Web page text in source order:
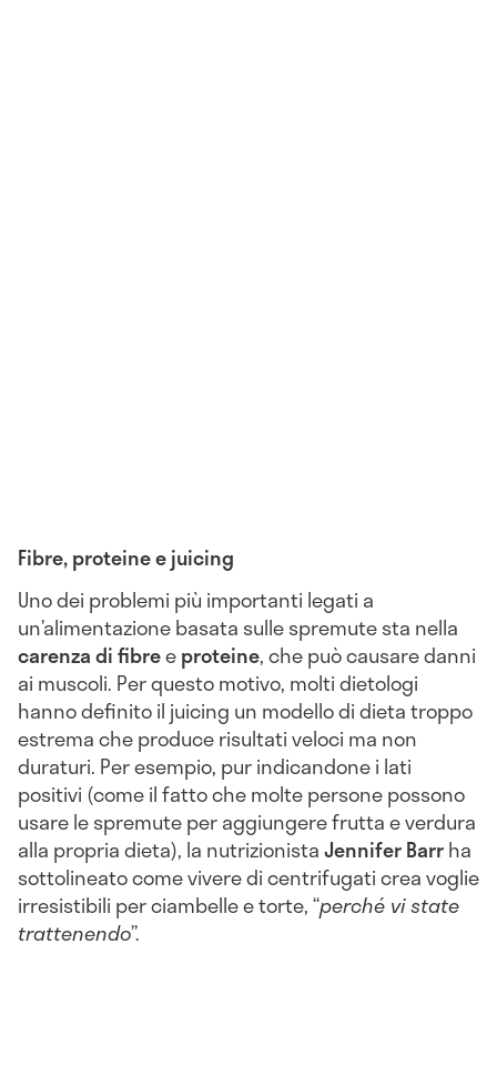
Fibre, proteine e juicing
Uno dei problemi più importanti legati a
un’alimentazione basata sulle spremute sta nella
carenza di fibreeproteine, che può causare danni
ai muscoli. Per questo motivo, molti dietologi
hanno definito il juicing un modello di dieta troppo
estrema che produce risultati veloci ma non
duraturi. Per esempio, pur indicandone i lati
positivi (come il fatto che molte persone possono
usare le spremute per aggiungere frutta e verdura
alla propria dieta), la nutrizionistaJenniferBarrha
sottolineato come vivere di centrifugati crea voglie
irresistibili per ciambelle e torte, “perché vi state
trattenendo”.